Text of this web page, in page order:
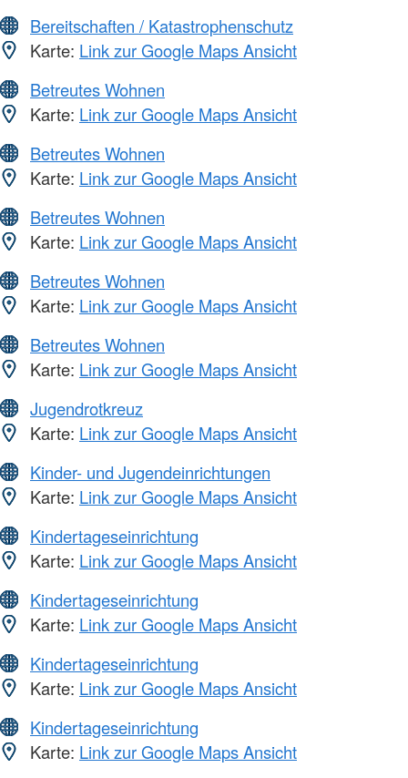
Bereitschaften / Katastrophenschutz
Karte: Link zur Google Maps Ansicht
Betreutes Wohnen
Karte: Link zur Google Maps Ansicht
Betreutes Wohnen
Karte: Link zur Google Maps Ansicht
Betreutes Wohnen
Karte: Link zur Google Maps Ansicht
Betreutes Wohnen
Karte: Link zur Google Maps Ansicht
Betreutes Wohnen
Karte: Link zur Google Maps Ansicht
Jugendrotkreuz
Karte: Link zur Google Maps Ansicht
Kinder- und Jugendeinrichtungen
Karte: Link zur Google Maps Ansicht
Kindertageseinrichtung
Karte: Link zur Google Maps Ansicht
Kindertageseinrichtung
Karte: Link zur Google Maps Ansicht
Kindertageseinrichtung
Karte: Link zur Google Maps Ansicht
Kindertageseinrichtung
Karte: Link zur Google Maps Ansicht